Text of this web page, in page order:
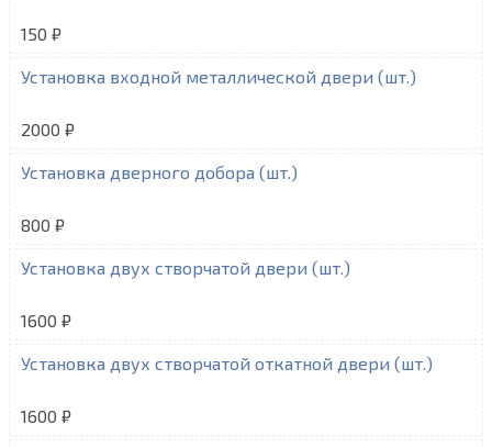
150 ₽
Установка входной металлической двери (шт.)
2000 ₽
Установка дверного добора (шт.)
800 ₽
Установка двух створчатой двери (шт.)
1600 ₽
Установка двух створчатой откатной двери (шт.)
1600 ₽